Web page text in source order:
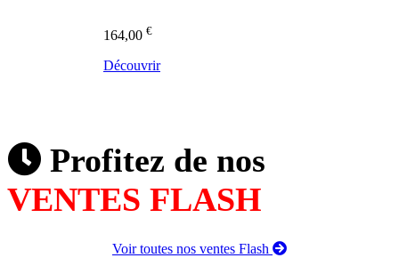
164,00 €
Découvrir
Profitez de nos
VENTES FLASH
Voir toutes nos ventes Flash